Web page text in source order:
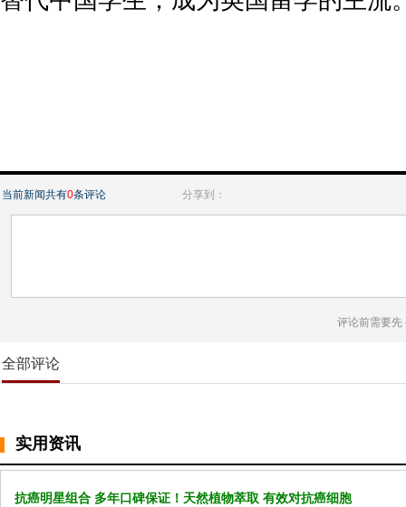
当前新闻共有0条评论 分享到：
评论前需要先
全部评论
实用资讯
抗癌明星组合 多年口碑保证！天然植物萃取 有效对抗癌细胞